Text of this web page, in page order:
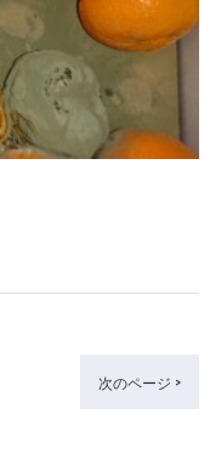
次のページ >